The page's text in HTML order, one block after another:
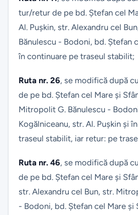
tur/retur de pe bd. Ștefan cel
Al. Pușkin, str. Alexandru cel
Bănulescu - Bodoni, bd. Ștefan
în continuare pe traseul stabilit;
Ruta nr. 26, se modifică după
de pe bd. Ștefan cel Mare și
Mitropolit G. Bănulescu -
Kogălniceanu, str. Al. Pușkin și
traseul stabilit, iar retur: pe
Ruta nr. 46, se modifică după
de pe bd. Ștefan cel Mare și
str. Alexandru cel Bun, str.
- Bodoni, bd. Ștefan cel Mare și